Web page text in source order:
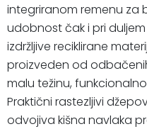
integriranom remenu za
udobnost čak i pri duljem
izdržljive reciklirane
proizveden od
malu težinu,
Praktični rastezljivi
odvojiva kišna navlaka